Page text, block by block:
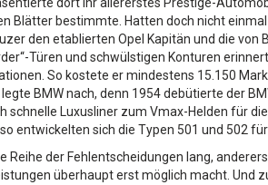
Blätter bestimmte. Hatten doch nicht
den etablierten Opel Kapitän und die
Türen und schwülstigen Konturen
So kostete er mindestens 15.150
BMW nach, denn 1954 debütierte der
schnelle Luxusliner zum Vmax-Helden für
entwickelten sich die Typen 501 und 502
Reihe der Fehlentscheidungen lang,
überhaupt erst möglich macht. Und